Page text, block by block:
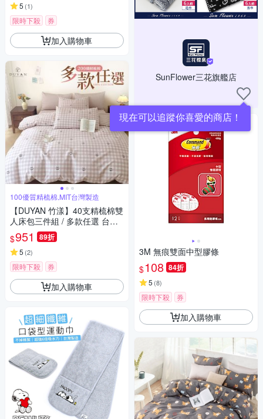
5 (1)
限時下殺 券
加入購物車
100優質精梳棉,MIT台灣製造
【DUYAN 竹漾】40支精梳棉雙
人床包三件組 / 多款任選 台灣
製
$951 89折
5 (2)
限時下殺 券
加入購物車
SunFlower三花旗艦店
現在可以追蹤你喜愛的商店！
3M 無痕雙面中型膠條
$108 84折
5 (8)
限時下殺 券
加入購物車